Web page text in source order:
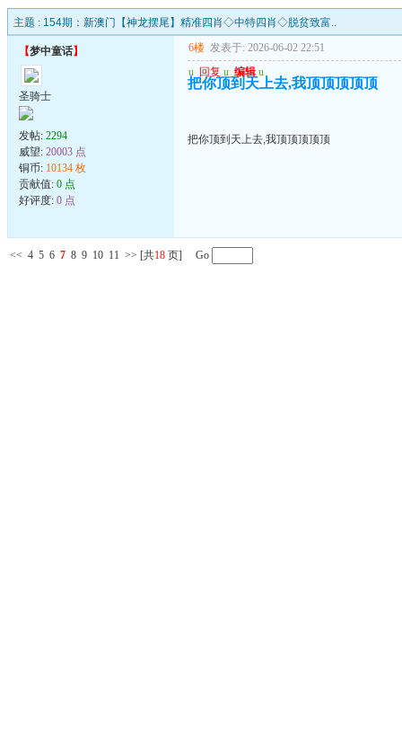
主题 : 154期：新澳门【神龙摆尾】精准四肖◇中特四肖◇脱贫致富..
【梦中童话】
圣骑士
发帖: 2294
威望: 20003 点
铜币: 10134 枚
贡献值: 0 点
好评度: 0 点
6楼 发表于: 2026-06-02 22:51
u 回复 u 编辑 u
把你顶到天上去,我顶顶顶顶顶
把你顶到天上去,我顶顶顶顶顶
<< 4 5 6 7 8 9 10 11 >> [共18 页] Go